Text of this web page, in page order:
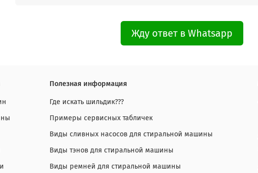
Жду ответ в Whatsapp
Полезная информация
Где искать шильдик???
Примеры сервисных табличек
Виды сливных насосов для стиральной машины
Виды тэнов для стиральной машины
Виды ремней для стиральной машины